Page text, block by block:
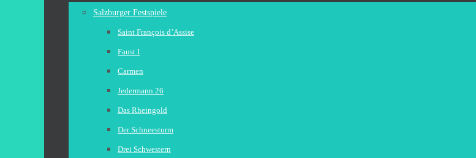
Salzburger Festspiele
Saint François d’Assise
Faust I
Carmen
Jedermann 26
Das Rheingold
Der Schneesturm
Drei Schwestern